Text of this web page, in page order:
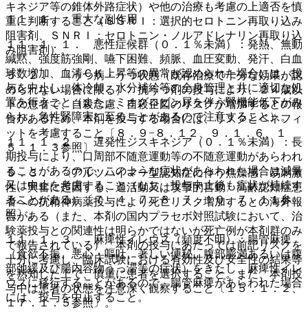
１１．１． 重大な副作用
１１．１．１． 悪性症候群（０．１％未満）：発熱、無動
緘黙、強度筋強剛、嚥下困難、頻脈、血圧変動、発汗、白血
球数増加、血清ＣＫ上昇等の異常が認められた場合には、投
与を中止し、体冷却、水分補給等の全身管理と共に適切な処
置を行うこと（また、ミオグロビン尿を伴う腎機能低下がみ
られ、急性腎障害に至ることがあるので注意すること）。
１１．１．２． 遅発性ジスキネジア（０．１％未満）：長
期投与により、口周部不随意運動等の不随意運動があらわれ
ることがあるので、このような症状があらわれた場合は減量
又は中止を考慮すること（なお、投与中止後も症状が持続す
ることがある）〔７．４、７．８、７．１０、７．１１参
照〕。
１１．１．３． 麻痺性イレウス（頻度不明）：腸管麻痺
（食欲不振、悪心・嘔吐、著しい便秘、腹部膨満あるいは腹
部弛緩及び腸内容物うっ滞等の症状）をきたし、麻痺性イレ
ウスに移行することがあるので、腸管麻痺があらわれた場合
には、投与を中止すること。
キネジア等の錐体外路症状）や他の治療も考慮の上適否を慎
重に判断すること（ＳＳＲＩ：選択的セロトニン再取り込み
阻害剤、ＳＮＲＩ：セロトニン・ノルアドレナリン再取り込
み阻害剤）。
５．２． 〈うつ病・うつ状態（既存治療で十分な効果が認
められない場合に限る）〉抗うつ剤の投与により、２４歳以
下の患者で、自殺念慮、自殺企図のリスクが増加するとの報
告があるため、本剤を投与する場合には、リスクとベネフィ
ットを考慮すること〔８．９−８．１２、９．１．６、１
５．１．３参照〕。
５．３． 〈アルツハイマー型認知症に伴う焦燥感、易刺激
性、興奮に起因する、過活動又は攻撃的言動〉高齢認知症患
者への抗精神病薬投与により死亡リスク増加するとの海外報
告がある（また、本剤の国内プラセボ対照試験において、治
験薬投与との関連性は明らかではないが死亡例が本剤群のみ
で報告されている）、本剤の投与にあたっては前記リスクを
十分に考慮し、臨床試験における有効性及び安全性の結果等
を熟知した上で、慎重に患者を選択すること。また、本剤投
与中は患者の状態を注意深く観察すること〔１５．１．２、
１７．１．５参照〕。